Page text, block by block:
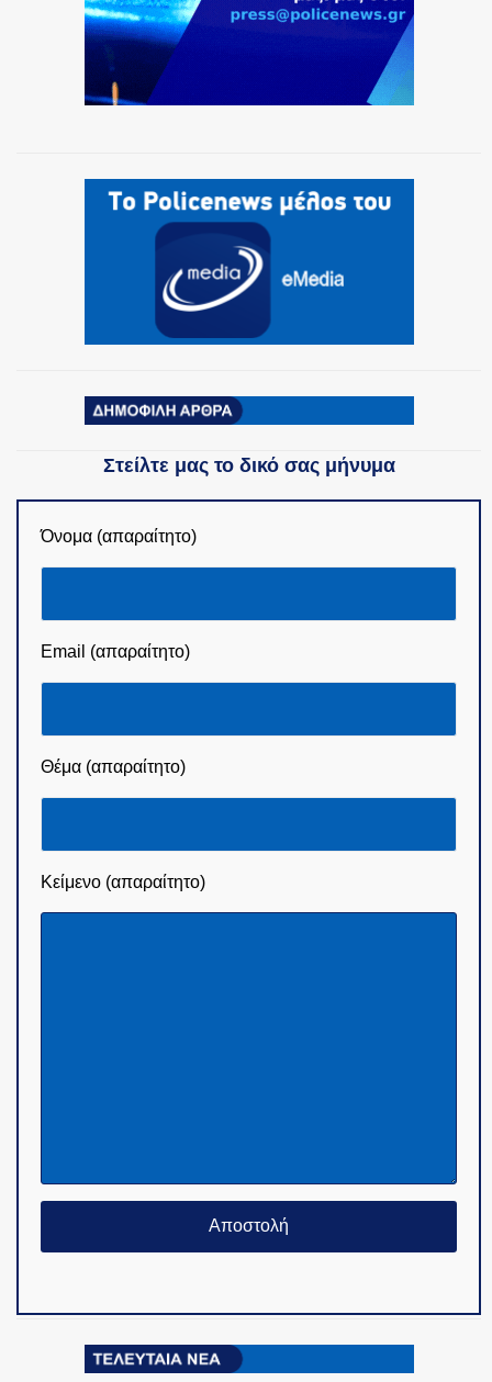
Στείλτε μας το δικό σας μήνυμα
Όνομα (απαραίτητο)
Email (απαραίτητο)
Θέμα (απαραίτητο)
Κείμενο (απαραίτητο)